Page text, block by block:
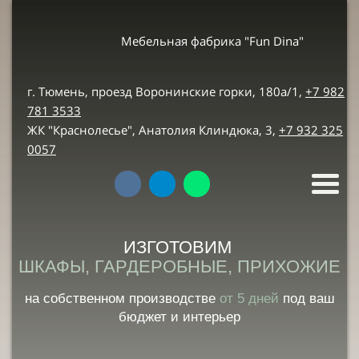
Мебельная фабрика "Fun Dina"
г. Тюмень, проезд Воронинские горки, 180а/1, +7 982
781 3533
ЖК "Краснолесье", Анатолия Клиндюка, 3, +7 932 325
0057
на собственном производствеот 5 дней